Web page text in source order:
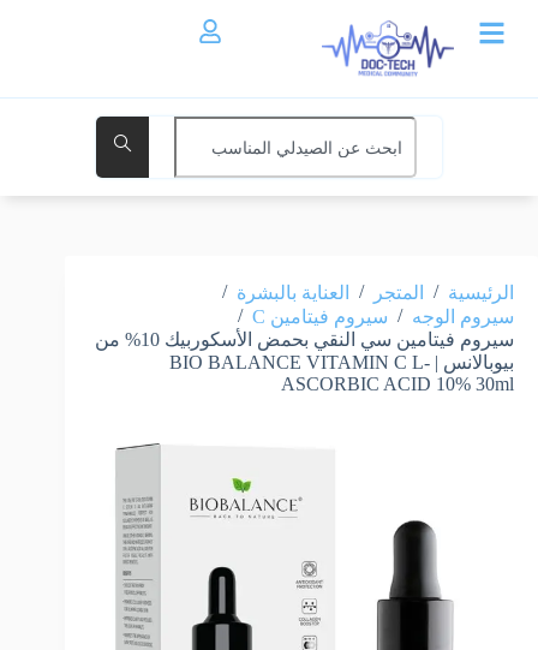
الرئيسية / المتجر / العناية بالبشرة /
سيروم الوجه / سيروم فيتامين C
/
سيروم فيتامين سي النقي بحمض الأسكوربيك 10% من
بيوبالانس | BIO BALANCE VITAMIN C L-
ASCORBIC ACID 10% 30ml